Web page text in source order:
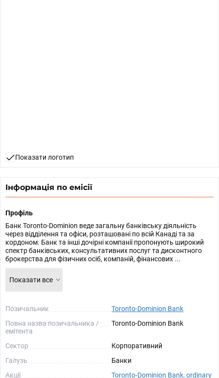
Показати логотип
Інформація по емісії
Профіль
Банк Toronto-Dominion веде загальну банківську діяльність
через відділення та офіси, розташовані по всій Канаді та за
кордоном. Банк та інші дочірні компанії пропонують широкий
спектр банківських, консультативних послуг та дисконтного
брокерства для фізичних осіб, компаній, фінансових ...
Показати все
Позичальник
Toronto-Dominion Bank
Повна назва позичальника /
емітента
Toronto-Dominion Bank
Сектор
Корпоративний
Галузь
Банки
Акції
Toronto-Dominion Bank, ordinary